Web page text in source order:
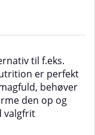
til f.eks.
er perfekt
behøver
den op og
valgfrit